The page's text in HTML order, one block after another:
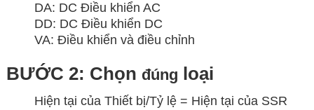
DA: DC Điều khiển AC
DD: DC Điều khiển DC
VA: Điều khiển và điều chỉnh
BƯỚC 2: Chọn đúng loại
Hiện tại của Thiết bị/Tỷ lệ = Hiện tại của SSR